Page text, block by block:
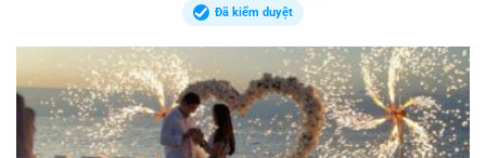
Đã kiểm duyệt